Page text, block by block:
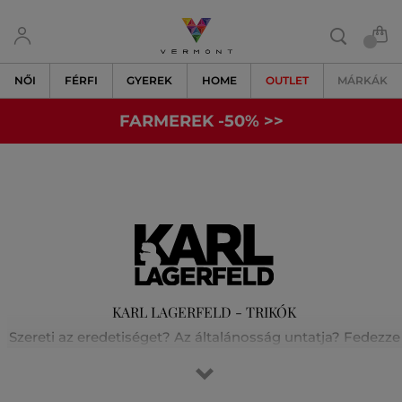
NŐI FÉRFI GYEREK HOME OUTLET MÁRKÁK
FARMEREK -50% >>
KARL LAGERFELD - TRIKÓK
Szereti az eredetiséget? Az általánosság untatja? Fedezze
és a rock-chic elegancia tökéletes keverékét. Karl